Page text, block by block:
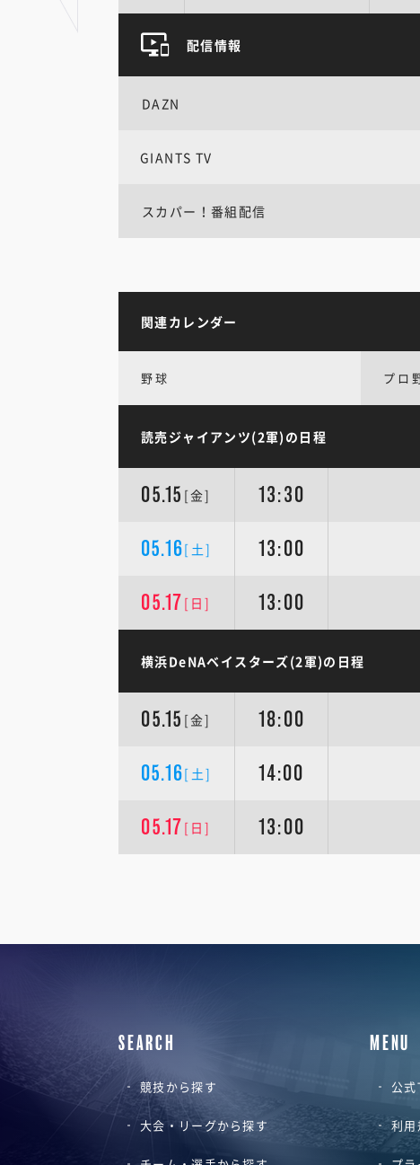
配信情報
DAZN
GIANTS TV
スカパー！番組配信
関連カレンダー
野球 プロ
読売ジャイアンツ(2軍)の日程
05.15 [金] 13:30
05.16[土] 13:00
05.17 [日] 13:00
横浜DeNAベイスターズ(2軍)の日程
05.15 [金] 18:00
05.16[土] 14:00
05.17 [日] 13:00
SEARCH
競技から探す
大会・リーグから探す
MENU
公
利